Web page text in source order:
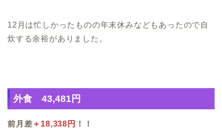
12月は忙しかったものの年末休みなどもあったので自
炊する余裕がありました。
外食 43,481円
前月差 ＋18,338円 ！！